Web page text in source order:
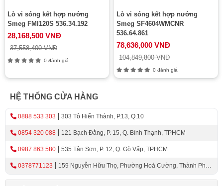
Lò vi sóng kết hợp nướng
Smeg FMI120S 536.34.192
28,168,500 VNĐ
37,558,400 VNĐ
0 đánh giá
Lò vi sóng kết hợp nướng
Smeg SF4604WMCNR
536.64.861
78,636,000 VNĐ
104,849,800 VNĐ
0 đánh giá
HỆ THỐNG CỬA HÀNG
0888 533 303 303 Tô Hiến Thành, P.13, Q.10
0854 320 088 121 Bạch Đằng, P. 15, Q. Bình Thạnh, TPHCM
0987 863 580 535 Tân Sơn, P. 12, Q. Gò Vấp, TPHCM
0378771123
159 Nguyễn Hữu Thọ, Phường Hoà Cường, Thành Phố